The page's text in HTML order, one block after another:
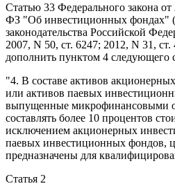
Статью 33 Федерального закона
ФЗ "Об инвестиционных фондах"
законодательства Российской
2007, N 50, ст. 6247; 2012, N 31,
дополнить пунктом 4 следующего
"4. В составе активов
или активов паевых
выпущенные микрофинансовыми
составлять более 10 процентов
исключением акционерных
паевых инвестиционных фондов,
предназначены для
Статья 2